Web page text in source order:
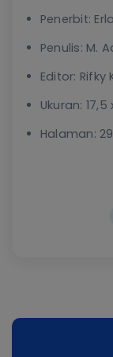
Penerbit:
Penulis: M.
Editor: Rifky
Ukuran:
Halaman: